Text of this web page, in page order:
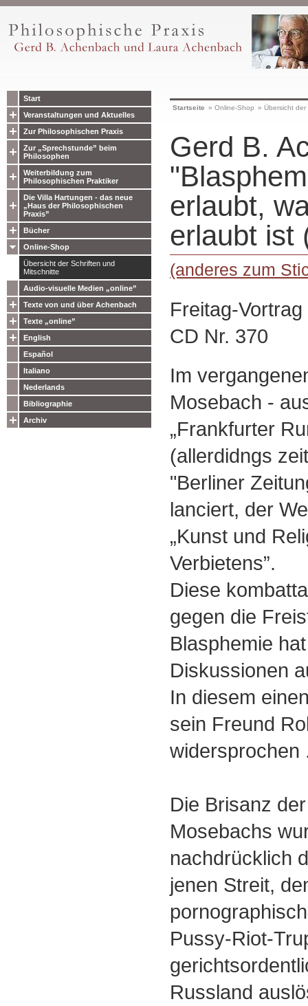
Start
Veranstaltungen und Aktuelles
Zur Philosophischen Praxis
Zur „Sprechstunde” beim
Philosophen
Weiterbildung zum
Philosophischen Praktiker
Die Villa Hartungen - das neue
„Haus der Philosophischen
Praxis”
Bücher
Online-Shop
Übersicht der Schriften und
Mitschnitte
Audio-visuelle Medien „online”
Texte von und über Achenbach
Texte „online”
English
Español
Italiano
Nederlands
Bibliographie
Archiv
Startseite » Online-Shop » Übersicht
Gerd B.
erlaubt,
erlaubt ist
(anderes zum
Freitag-
CD Nr. 370
Im
Mosebach -
„Frankfurter
(allerdidngs
"Berliner
lanciert, der
„Kunst und
Verbietens”.
Diese
gegen die
Blasphemie
Diskussionen
In diesem
sein Freund
widersprochen
Die Brisanz
Mosebachs
nachdrücklich
jenen Streit,
Pussy-Riot-
Russland